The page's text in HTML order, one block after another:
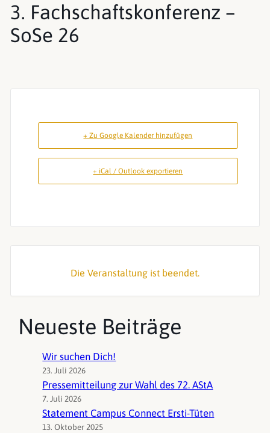
3. Fachschaftskonferenz –
SoSe 26
+ Zu Google Kalender hinzufügen
+ iCal / Outlook exportieren
Die Veranstaltung ist beendet.
Neueste Beiträge
Wir suchen Dich!
23. Juli 2026
Pressemitteilung zur Wahl des 72. AStA
7. Juli 2026
Statement Campus Connect Ersti-Tüten
13. Oktober 2025